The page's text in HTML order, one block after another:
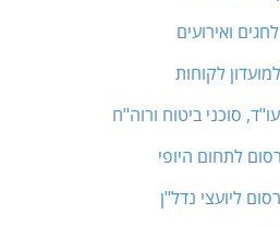
ואירועים
לקוחות
סוכני ביטוח ורוה"ח
לתחום היופי
ליועצי נדל"ן